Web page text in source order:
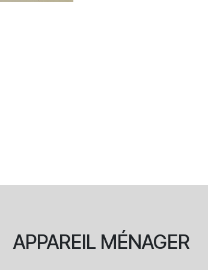
APPAREIL MÉNAGER